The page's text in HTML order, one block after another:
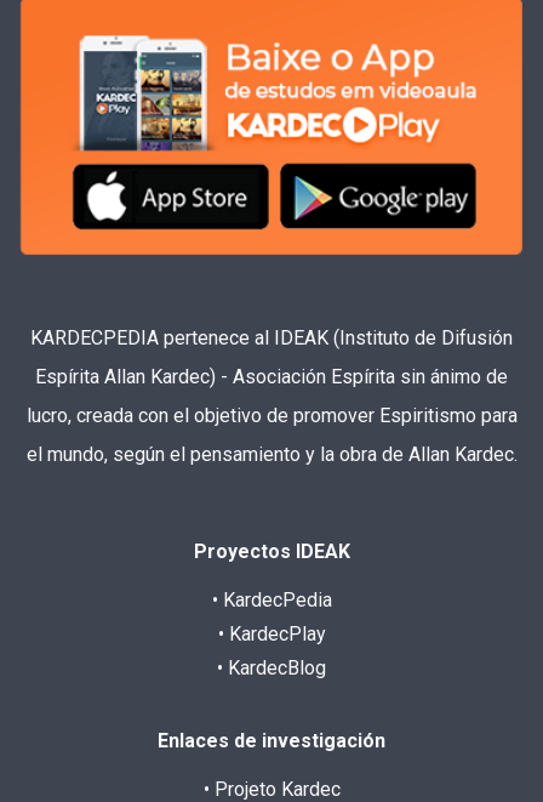
KARDECPEDIA pertenece al IDEAK (Instituto de Difusión
Espírita Allan Kardec) - Asociación Espírita sin ánimo de
lucro, creada con el objetivo de promover Espiritismo para
el mundo, según el pensamiento y la obra de Allan Kardec.
Proyectos IDEAK
• KardecPedia
• KardecPlay
• KardecBlog
Enlaces de investigación
• Projeto Kardec